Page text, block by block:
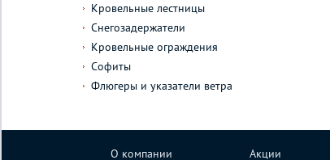
Кровельные лестницы
Снегозадержатели
Кровельные ограждения
Софиты
Флюгеры и указатели ветра
О компании Акции